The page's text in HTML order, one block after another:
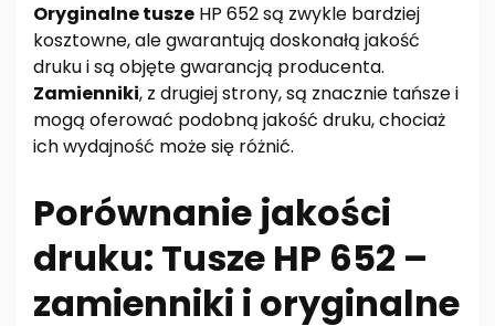
Oryginalne tusze HP 652 są zwykle bardziej
kosztowne, ale gwarantują doskonałą jakość
druku i są objęte gwarancją producenta.
Zamienniki, z drugiej strony, są znacznie tańsze i
mogą oferować podobną jakość druku, chociaż
ich wydajność może się różnić.
Porównanie jakości
druku: Tusze HP 652 –
zamienniki i oryginalne